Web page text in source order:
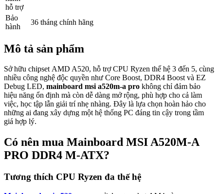
hỗ trợ
Bảo
hành
36 tháng chính hãng
Mô tả sản phẩm
Sở hữu chipset AMD A520, hỗ trợ CPU Ryzen thế hệ 3 đến 5, cùng
nhiều công nghệ độc quyền như Core Boost, DDR4 Boost và EZ
Debug LED, mainboard msi a520m-a pro không chỉ đảm bảo
hiệu năng ổn định mà còn dễ dàng mở rộng, phù hợp cho cả làm
việc, học tập lẫn giải trí nhẹ nhàng. Đây là lựa chọn hoàn hảo cho
những ai đang xây dựng một hệ thống PC đáng tin cậy trong tầm
giá hợp lý.
Có nên mua Mainboard MSI A520M-A
PRO DDR4 M-ATX?
Tương thích CPU Ryzen đa thế hệ